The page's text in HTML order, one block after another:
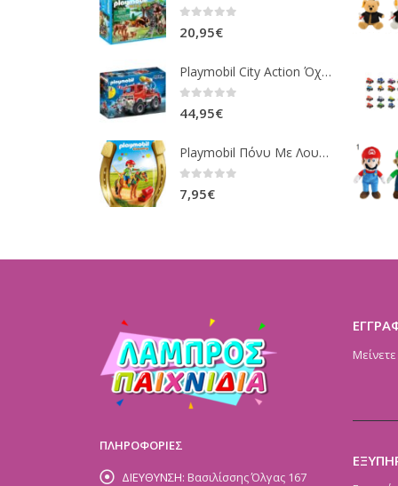
20,95€
Playmobil City Action Όχημα Πυροσβεστικής Με Τροχαλία Ρυμούλκησης 9466
44,95€
Playmobil Πόνυ Με Λουλουδάκια Και Κοριτσάκι 6968
7,95€
ΠΛΗΡΟΦΟΡΙΕΣ
ΔΙΕΥΘΥΝΣΗ: Βασιλίσσης Όλγας 167